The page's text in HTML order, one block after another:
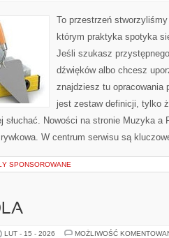
To przestrzeń
którym praktyka spotyka
Jeśli szukasz
dźwięków albo chcesz
znajdziesz tu opracowania
jest zestaw definicji, tylko
słuchać. Nowości na stronie Muzyka a
W centrum serwisu są
SPONSOROWANE
LUT - 15 - 2026 MOŻLIWOŚĆ